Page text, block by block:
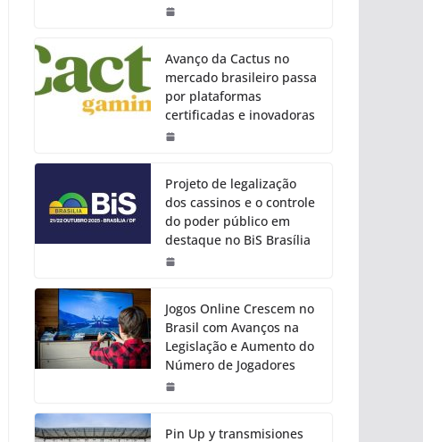
Avanço da Cactus no
mercado brasileiro passa
por plataformas
certificadas e inovadoras
Projeto de legalização
dos cassinos e o controle
do poder público em
destaque no BiS Brasília
Jogos Online Crescem no
Brasil com Avanços na
Legislação e Aumento do
Número de Jogadores
Pin Up y transmisiones